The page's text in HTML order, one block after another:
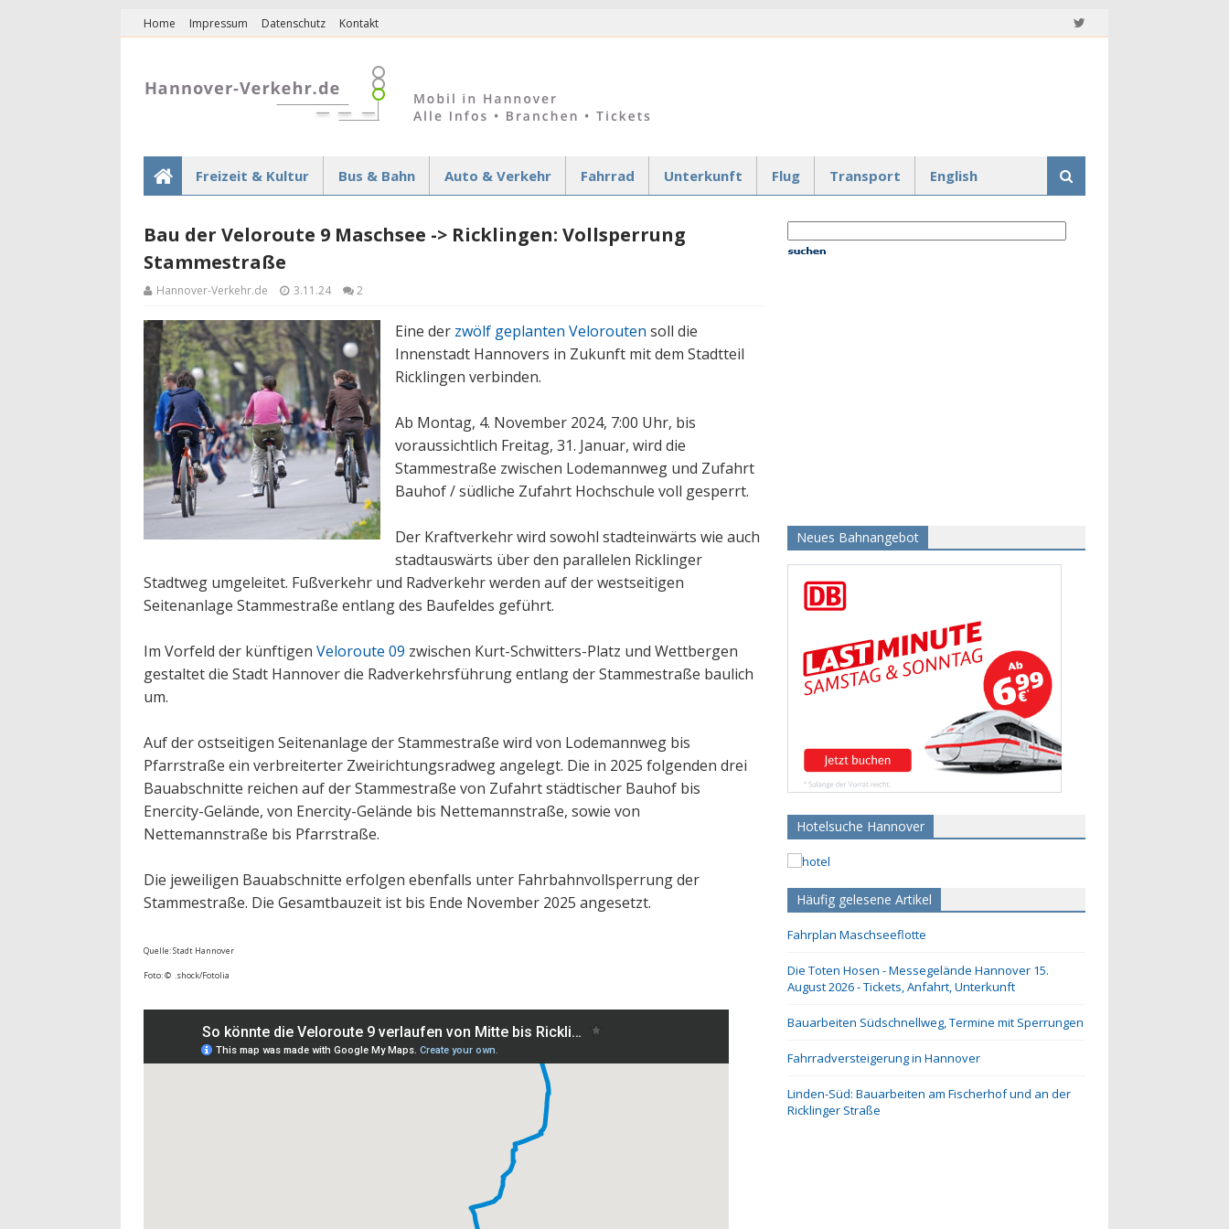
Home Impressum Datenschutz Kontakt
Freizeit & Kultur Bus & Bahn Auto & Verkehr Fahrrad Unterkunft Flug Transport English
Bau der Veloroute 9 Maschsee -> Ricklingen: Vollsperrung
Stammestraße
Hannover-Verkehr.de 3.11.24 2
Eine der zwölf geplanten Velorouten soll die
Innenstadt Hannovers in Zukunft mit dem Stadtteil
Ricklingen verbinden.
Ab Montag, 4. November 2024, 7:00 Uhr, bis
voraussichtlich Freitag, 31. Januar, wird die
Stammestraße zwischen Lodemannweg und Zufahrt
Bauhof / südliche Zufahrt Hochschule voll gesperrt.
Der Kraftverkehr wird sowohl stadteinwärts wie auch
stadtauswärts über den parallelen Ricklinger
Stadtweg umgeleitet. Fußverkehr und Radverkehr werden auf der westseitigen
Seitenanlage Stammestraße entlang des Baufeldes geführt.
Im Vorfeld der künftigen Veloroute 09 zwischen Kurt-Schwitters-Platz und Wettbergen
gestaltet die Stadt Hannover die Radverkehrsführung entlang der Stammestraße baulich
um.
Auf der ostseitigen Seitenanlage der Stammestraße wird von Lodemannweg bis
Pfarrstraße ein verbreiterter Zweirichtungsradweg angelegt. Die in 2025 folgenden drei
Bauabschnitte reichen auf der Stammestraße von Zufahrt städtischer Bauhof bis
Enercity-Gelände, von Enercity-Gelände bis Nettemannstraße, sowie von
Nettemannstraße bis Pfarrstraße.
Die jeweiligen Bauabschnitte erfolgen ebenfalls unter Fahrbahnvollsperrung der
Stammestraße. Die Gesamtbauzeit ist bis Ende November 2025 angesetzt.
Quelle: Stadt Hannover
Foto: © .shock/Fotolia
Neues Bahnangebot
Hotelsuche Hannover
Häufig gelesene Artikel
Fahrplan Maschseeflotte
Die Toten Hosen - Messegelände Hannover 15.
August 2026 - Tickets, Anfahrt, Unterkunft
Bauarbeiten Südschnellweg, Termine mit Sperrungen
Fahrradversteigerung in Hannover
Linden-Süd: Bauarbeiten am Fischerhof und an der
Ricklinger Straße